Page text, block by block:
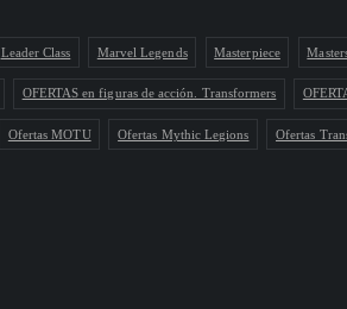
Leader Class Marvel Legends Masterpiece
OFERTAS en figuras de acción. Transformers
Ofertas MOTU Ofertas Mythic Legions Ofertas